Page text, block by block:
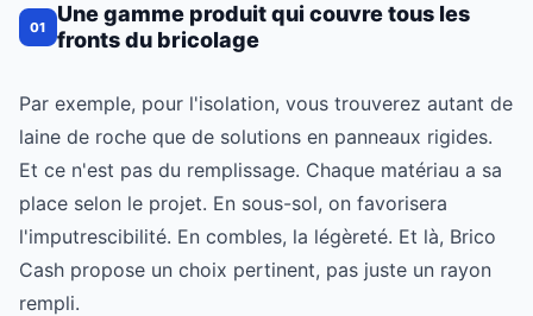
01
Une gamme produit qui couvre tous les
fronts du bricolage
Par exemple, pour l'isolation, vous trouverez autant de
laine de roche que de solutions en panneaux rigides.
Et ce n'est pas du remplissage. Chaque matériau a sa
place selon le projet. En sous-sol, on favorisera
l'imputrescibilité. En combles, la légèreté. Et là, Brico
Cash propose un choix pertinent, pas juste un rayon
rempli.